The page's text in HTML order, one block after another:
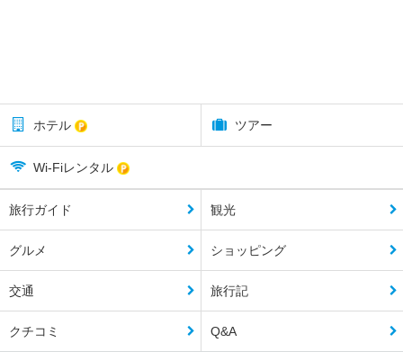
ホテル ツアー
Wi-Fiレンタル
旅行ガイド 観光
グルメ ショッピング
交通 旅行記
クチコミ Q&A